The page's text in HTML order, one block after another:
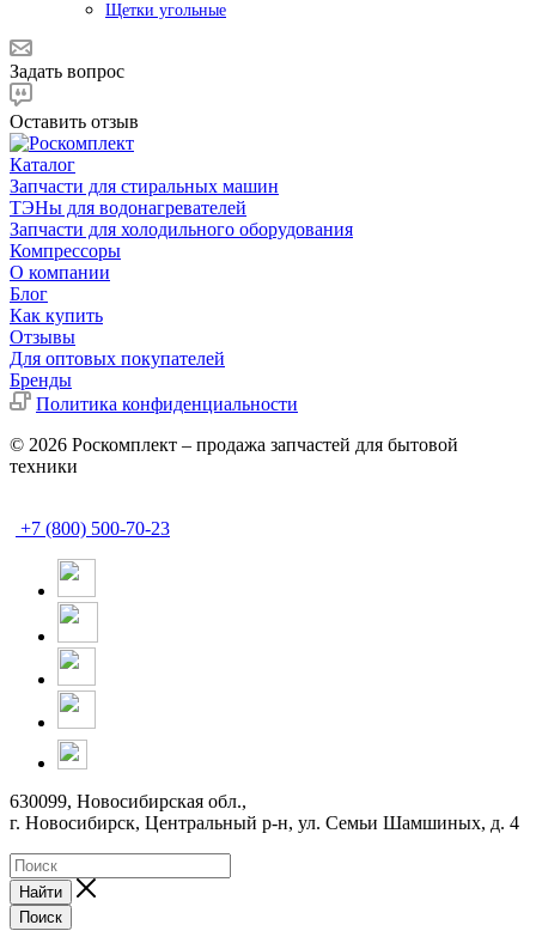
Щетки угольные
Задать вопрос
Оставить отзыв
Каталог
Запчасти для стиральных машин
ТЭНы для водонагревателей
Запчасти для холодильного оборудования
Компрессоры
О компании
Блог
Как купить
Отзывы
Для оптовых покупателей
Бренды
Политика конфиденциальности
© 2026 Роскомплект – продажа запчастей для бытовой
техники
+7 (800) 500-70-23
630099, Новосибирская обл.,
г. Новосибирск, Центральный р-н, ул. Семьи Шамшиных, д. 4
Найти
Поиск